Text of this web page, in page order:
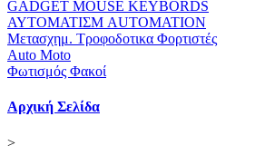
GADGET MOUSE KEYBORDS
ΑΥΤΟΜΑΤΙΣΜ AUTOMATION
Μετασχημ. Τροφοδοτικα Φορτιστές
Auto Moto
Φωτισμός Φακοί
Αρχική Σελίδα
>